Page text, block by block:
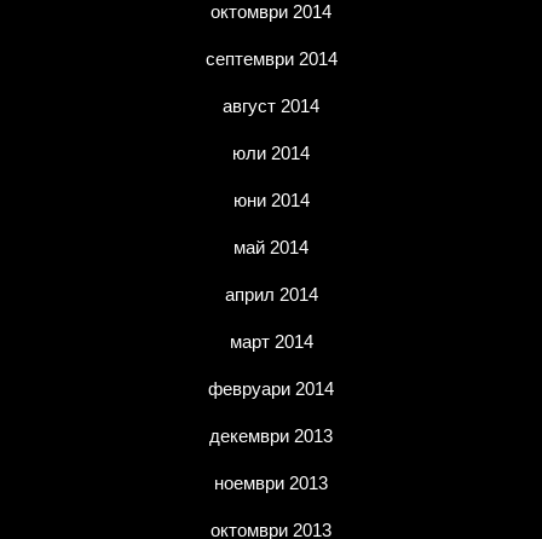
октомври 2014
септември 2014
август 2014
юли 2014
юни 2014
май 2014
април 2014
март 2014
февруари 2014
декември 2013
ноември 2013
октомври 2013